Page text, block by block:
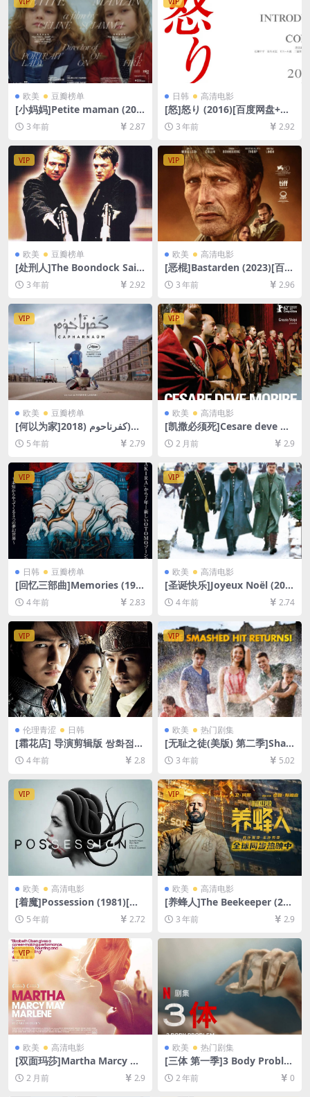
放/下载][MP4/10GB][中英字
幕]
欧美 豆瓣榜单
[小妈妈]Petite maman (202
1)[百度网盘+夸克网盘1080P
超清未删减资源][网盘在线播
幕]
3 年前 2.87
日韩 高清电影
[怒]怒り (2016)[百度网盘+夸
克网盘1080P超清未删减资源]
[网盘在线播放/下载][MP4/8.
3 年前 2.92
VIP
欧美 豆瓣榜单
[处刑人]The Boondock Sain
ts (1999)[百度网盘+夸克网盘
1080P超清未删减资源][网盘
在线播放/下载][MP4/6.9GB]
[中英字幕]
3 年前 2.92
VIP
欧美 高清电影
[恶棍]Bastarden (2023)[百度
网盘+夸克网盘1080P超清未
删减资源][网盘在线播放/下
载][MP4/8GB][中文字幕]
3 年前 2.96
VIP
欧美 豆瓣榜单
[何以为家]كفرناحوم (2018)
[百度网盘+迅雷云盘资源1080
P超清][MP4/8.1GB][中文字
幕]
5 年前 2.79
VIP
欧美 高清电影
[凯撒必须死]Cesare deve m
orire (2012)[百度网盘+夸克
网盘1080P超清未删减资源]
[网盘在线播放/下载][MP4/5G
B][中文字幕]
2 月前 2.9
VIP
日韩 豆瓣榜单
[回忆三部曲]Memories (199
5)[百度网盘+夸克网盘+迅雷云
盘资源1080P超清未删减][MP
4 年前 2.83
VIP
欧美 高清电影
[圣诞快乐]Joyeux Noël (200
5)[百度网盘+迅雷云盘资源10
80P超清未删减][MP4/7.5GB]
4 年前 2.74
VIP
伦理青涩 日韩
[霜花店] 导演剪辑版 쌍화점
(2008)[百度网盘+迅雷云盘资
源1080P超清未删减][MP4/9
GB][韩语中字]
4 年前 2.8
VIP
欧美 热门剧集
[无耻之徒(美版) 第二季]Sha
meless Season 2 (2012)[百
度网盘+夸克网盘1080P超清
未删减资源][网盘在线播放/下
载][MP4/33GB][中英字幕]
3 年前 5.02
VIP
欧美 高清电影
[着魔]Possession (1981)[百
度网盘+夸克网盘+迅雷云盘资
源1080P超清未删减][MP4/6.
5 年前 2.72
VIP
欧美 高清电影
[养蜂人]The Beekeeper (202
4)[百度网盘+夸克网盘1080P
超清未删减资源][网盘在线播
放/下载][MP4/6.8GB][中英字
3 年前 2.9
VIP
欧美 高清电影
[双面玛莎]Martha Marcy Ma
y Marlene (2011)[百度网盘
+夸克网盘1080P超清未删减
2 月前 2.9
欧美 热门剧集
[三体 第一季]3 Body Proble
m Season 1 (2024)[百度网盘
+夸克网盘1080P超清未删减
2 年前 0